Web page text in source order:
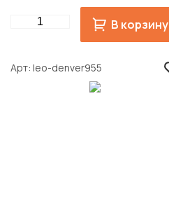
Quantity В корзину
Арт leo-denver955